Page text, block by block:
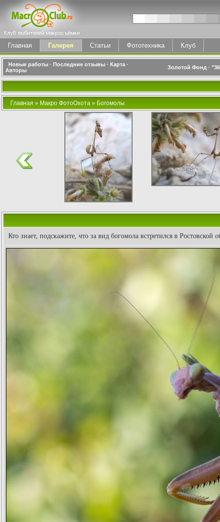
Главная Галерея Статьи Фототехника Клуб
Новые работы · Последние отзывы · Карта ·
Авторы
Золотой Фонд ·
Главная » Макро ФотоОхота » Богомолы
Кто знает, подскажите, что за вид богомола встретился в Ростовской